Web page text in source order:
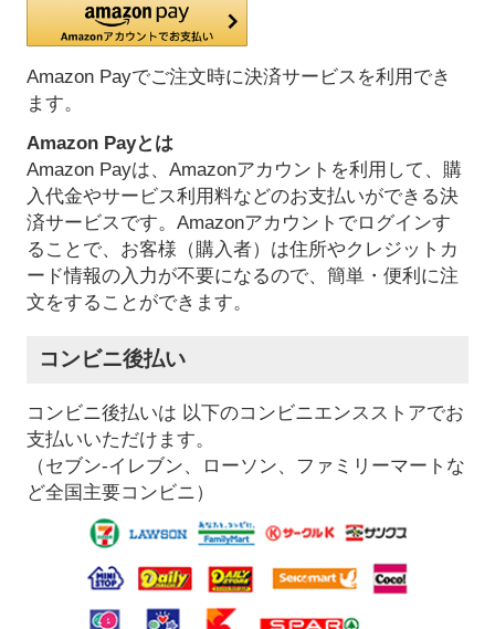
Amazon Payでご注文時に決済サービスを利用でき
ます。
Amazon Payとは
Amazon Payは、Amazonアカウントを利用して、購
入代金やサービス利用料などのお支払いができる決
済サービスです。Amazonアカウントでログインす
ることで、お客様（購入者）は住所やクレジットカ
ード情報の入力が不要になるので、簡単・便利に注
文をすることができます。
コンビニ後払い
コンビニ後払いは 以下のコンビニエンスストアでお
支払いいただけます。
（セブン-イレブン、ローソン、ファミリーマートな
ど全国主要コンビニ）